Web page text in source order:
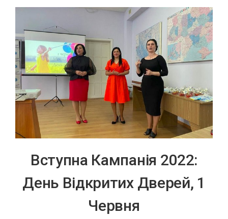
Зразок
сторінки
Вступна Кампанія 2022:
День Відкритих Дверей, 1
Червня